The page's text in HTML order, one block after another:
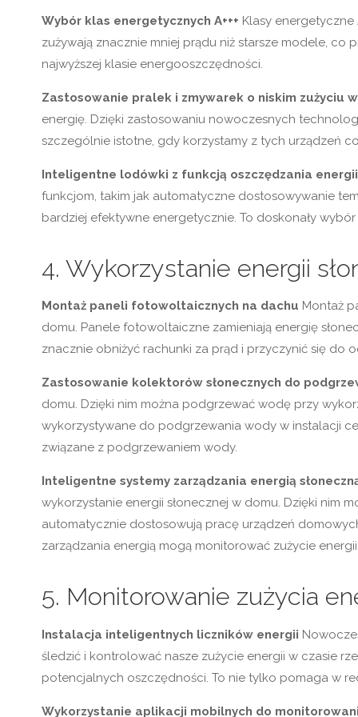
Wybór klas energetycznych A+++ Klasy
zużywają znacznie mniej prądu niż starsze modele, co
najwyższej klasie energooszczędności.
Zastosowanie pralek i zmywarek o niskim zużyciu
energię. Dzięki zastosowaniu nowoczesnych
szczególnie istotne, gdy korzystamy z tych urządzeń
Inteligentne lodówki z funkcją oszczędzania energii
funkcjom, takim jak automatyczne dostosowywanie
bardziej efektywne energetycznie. To doskonały
4. Wykorzystanie energii
Montaż paneli fotowoltaicznych na dachu Montaż
domu. Panele fotowoltaiczne zamieniają energię
znacznie obniżyć rachunki za prąd i przyczynić się do
Zastosowanie kolektorów słonecznych do
domu. Dzięki nim można podgrzewać wodę przy
wykorzystywane do podgrzewania wody w instalacji
związane z podgrzewaniem wody.
Inteligentne systemy zarządzania energią
wykorzystanie energii słonecznej w domu. Dzięki nim
automatycznie dostosowują pracę urządzeń
zarządzania energią mogą monitorować zużycie
5. Monitorowanie zużycia
Instalacja inteligentnych liczników energii
śledzić i kontrolować nasze zużycie energii w czasie
potencjalnych oszczędności. To nie tylko pomaga w
Wykorzystanie aplikacji mobilnych do